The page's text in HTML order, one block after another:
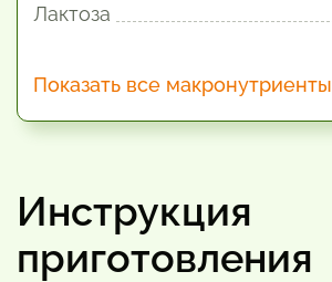
Лактоза
Показать все макронутриенты
Инструкция
приготовления